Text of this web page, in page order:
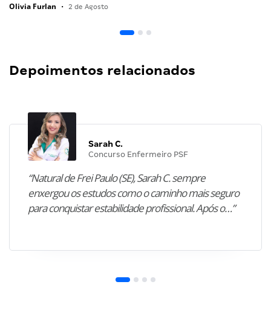
Olivia Furlan • 2 de Agosto
Depoimentos relacionados
Sarah C.
Concurso Enfermeiro PSF
“Natural de Frei Paulo (SE), Sarah C. sempre
enxergou os estudos como o caminho mais seguro
para conquistar estabilidade profissional. Após o…”